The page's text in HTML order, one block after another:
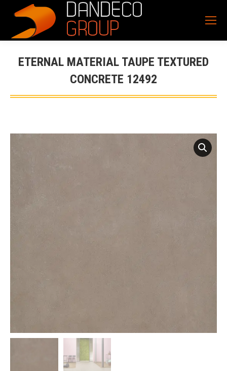
ETERNAL MATERIAL TAUPE TEXTURED
CONCRETE 12492